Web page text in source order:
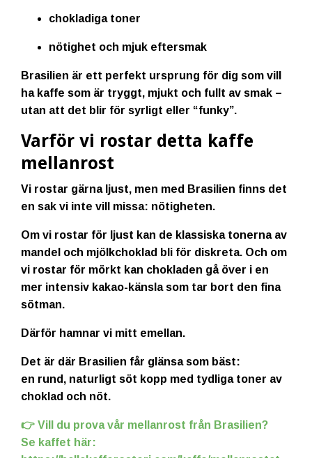
chokladiga toner
nötighet och mjuk eftersmak
Brasilien är ett perfekt ursprung för dig som vill
ha kaffe som är tryggt, mjukt och fullt av smak –
utan att det blir för syrligt eller “funky”.
Varför vi rostar detta kaffe
mellanrost
Vi rostar gärna ljust, men med Brasilien finns det
en sak vi inte vill missa: nötigheten.
Om vi rostar för ljust kan de klassiska tonerna av
mandel och mjölkchoklad bli för diskreta. Och om
vi rostar för mörkt kan chokladen gå över i en
mer intensiv kakao-känsla som tar bort den fina
sötman.
Därför hamnar vi mitt emellan.
Det är där Brasilien får glänsa som bäst:
en rund, naturligt söt kopp med tydliga toner av
choklad och nöt.
👉 Vill du prova vår mellanrost från Brasilien?
Se kaffet här: